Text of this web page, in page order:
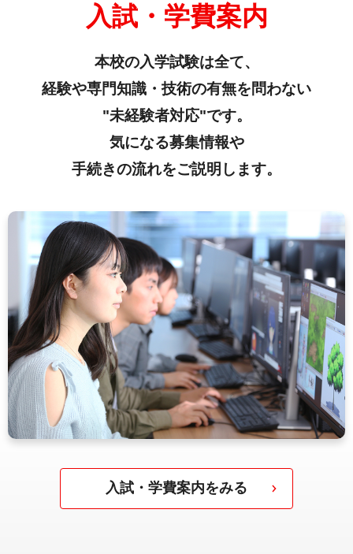
入試・学費案内
本校の入学試験は全て、
経験や専門知識・技術の有無を問わない
"未経験者対応"です。
気になる募集情報や
手続きの流れをご説明します。
入試・学費案内をみる